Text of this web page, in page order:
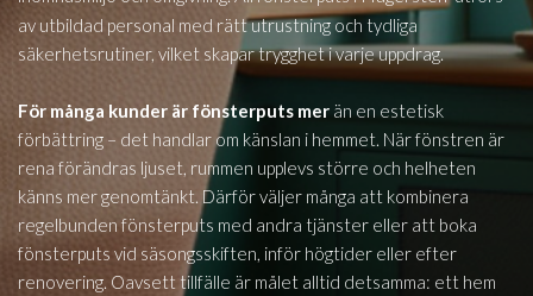
av utbildad personal med rätt utrustning och tydliga
säkerhetsrutiner, vilket skapar trygghet i varje uppdrag.
För många kunder är fönsterputs mer än en estetisk
förbättring – det handlar om känslan i hemmet. När fönstren är
rena förändras ljuset, rummen upplevs större och helheten
känns mer genomtänkt. Därför väljer många att kombinera
regelbunden fönsterputs med andra tjänster eller att boka
fönsterputs vid säsongsskiften, inför högtider eller efter
renovering. Oavsett tillfälle är målet alltid detsamma: ett hem